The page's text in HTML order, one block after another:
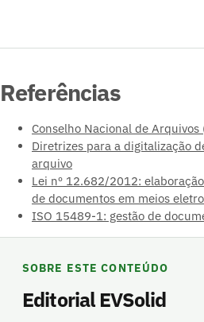
Referências
Conselho Nacional de Arquivos
Diretrizes para a digitalização
arquivo
Lei nº 12.682/2012:
de documentos em meios
ISO 15489-1: gestão de
SOBRE ESTE CONTEÚDO
Editorial EVSolid